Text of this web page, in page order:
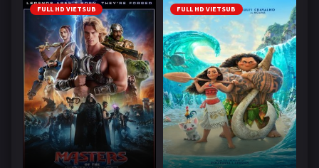
FULL HD VIETSUB FULL HD VIETSUB